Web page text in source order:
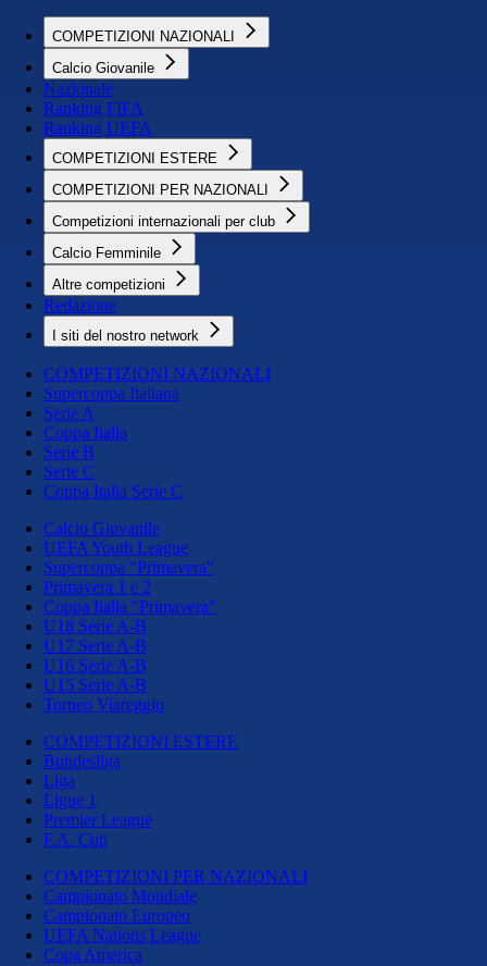
COMPETIZIONI NAZIONALI
Calcio Giovanile
Nazionale
Ranking FIFA
Ranking UEFA
COMPETIZIONI ESTERE
COMPETIZIONI PER NAZIONALI
Competizioni internazionali per club
Calcio Femminile
Altre competizioni
Redazione
I siti del nostro network
COMPETIZIONI NAZIONALI
Supercoppa Italiana
Serie A
Coppa Italia
Serie B
Serie C
Coppa Italia Serie C
Calcio Giovanile
UEFA Youth League
Supercoppa "Primavera"
Primavera 1 e 2
Coppa Italia "Primavera"
U18 Serie A-B
U17 Serie A-B
U16 Serie A-B
U15 Serie A-B
Torneo Viareggio
COMPETIZIONI ESTERE
Bundesliga
Liga
Ligue 1
Premier League
F.A. Cup
COMPETIZIONI PER NAZIONALI
Campionato Mondiale
Campionato Europeo
UEFA Nations League
Copa America